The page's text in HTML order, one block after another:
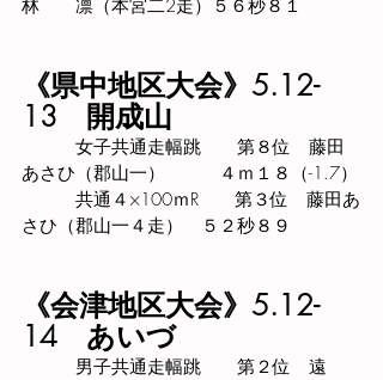
林　　凛（本宮二2走）５６秒８１
《県中地区大会》5.12-
13　開成山
女子共通走幅跳　　第８位　藤田
あさひ（郡山一）　　　４ｍ１８（-1.7）
共通４×100ｍR　　第３位　藤田あ
さひ（郡山一４走）　５２秒８９
《会津地区大会》5.12-
14　あいづ
男子共通走幅跳　　第２位　遠